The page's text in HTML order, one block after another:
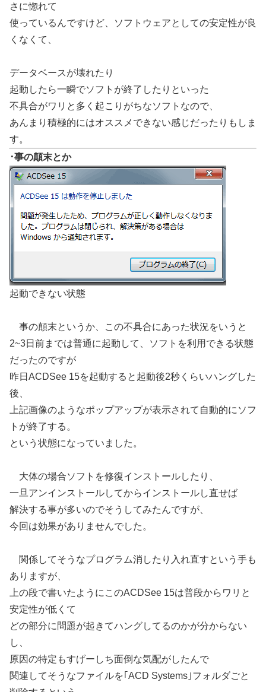
さに惚れて
使っているんですけど、ソフトウェアとしての安定性が良
くなくて、
データベースが壊れたり
起動したら一瞬でソフトが終了したりといった
不具合がワリと多く起こりがちなソフトなので、
あんまり積極的にはオススメできない感じだったりもしま
す。
･事の顛末とか
起動できない状態
事の顛末というか、この不具合にあった状況をいうと
2~3日前までは普通に起動して、ソフトを利用できる状態
だったのですが
昨日ACDSee 15を起動すると起動後2秒くらいハングした
後、
上記画像のようなポップアップが表示されて自動的にソフ
トが終了する。
という状態になっていました。
大体の場合ソフトを修復インストールしたり、
一旦アンインストールしてからインストールし直せば
解決する事が多いのでそうしてみたんですが、
今回は効果がありませんでした。
関係してそうなプログラム消したり入れ直すという手も
ありますが、
上の段で書いたようにこのACDSee 15は普段からワリと
安定性が低くて
どの部分に問題が起きてハングしてるのかが分からない
し、
原因の特定もすげーしち面倒な気配がしたんで
関連してそうなファイルを｢ACD Systems｣フォルダごと